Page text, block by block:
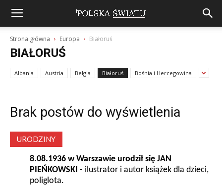
Strona główna Europa Białoruś
BIAŁORUŚ
Albania Austria Belgia Białoruś Bośnia i Hercegowina
Brak postów do wyświetlenia
URODZINY
8.08.1936 w Warszawie urodził się JAN
PIEŃKOWSKI - ilustrator i autor książek dla dzieci,
poliglota.